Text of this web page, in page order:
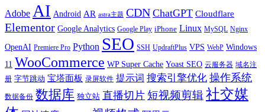
Adobe AI Android AR astra主题 CDN ChatGPT Cloudflare
Elementor Google Analytics Google Play iPhone Linux MySQL Nginx
OpenAI Premiere Pro Python SEO SSH UpdraftPlus VPS WebP Windows
11 WooCommerce WP Super Cache Yoast SEO 云服务器 域名注
册 字节跳动 宝塔面板 录屏软件 提示词 搜索引擎优化 操作系统
数据备份 数据库 独立站 直播切片 短视频剪辑社交媒